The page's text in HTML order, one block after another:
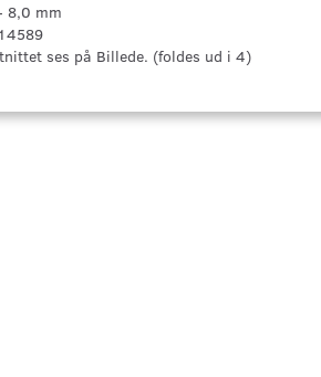
8,0 mm
ses på Billede. (foldes ud i 4)